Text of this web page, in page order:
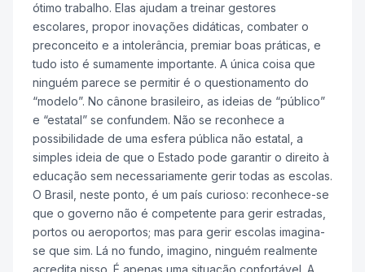
ótimo trabalho. Elas ajudam a treinar gestores
escolares, propor inovações didáticas, combater o
preconceito e a intolerância, premiar boas práticas, e
tudo isto é sumamente importante. A única coisa que
ninguém parece se permitir é o questionamento do
“modelo”. No cânone brasileiro, as ideias de “público”
e “estatal” se confundem. Não se reconhece a
possibilidade de uma esfera pública não estatal, a
simples ideia de que o Estado pode garantir o direito à
educação sem necessariamente gerir todas as escolas.
O Brasil, neste ponto, é um país curioso: reconhece-se
que o governo não é competente para gerir estradas,
portos ou aeroportos; mas para gerir escolas imagina-
se que sim. Lá no fundo, imagino, ninguém realmente
acredita nisso. É apenas uma situação confortável. A